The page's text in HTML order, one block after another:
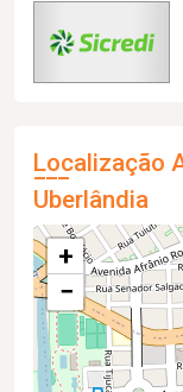
Localização
Uberlândia
+
−